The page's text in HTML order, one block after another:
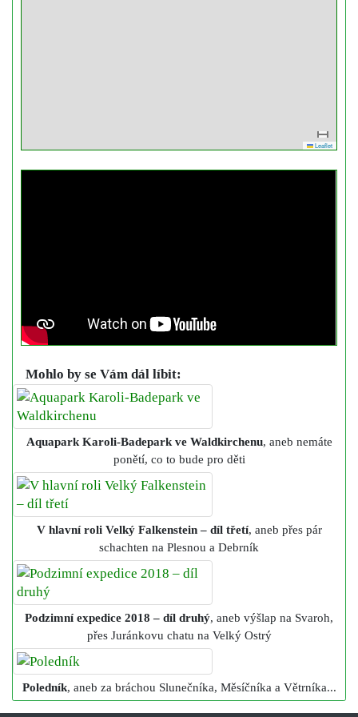
Leaflet
Mohlo by se Vám dál líbit:
Aquapark Karoli-Badepark ve Waldkirchenu, aneb nemáte
ponětí, co to bude pro děti
V hlavní roli Velký Falkenstein – díl třetí, aneb přes pár
schachten na Plesnou a Debrník
Podzimní expedice 2018 – díl druhý, aneb výšlap na Svaroh,
přes Juránkovu chatu na Velký Ostrý
Poledník, aneb za bráchou Slunečníka, Měsíčníka a Větrníka...